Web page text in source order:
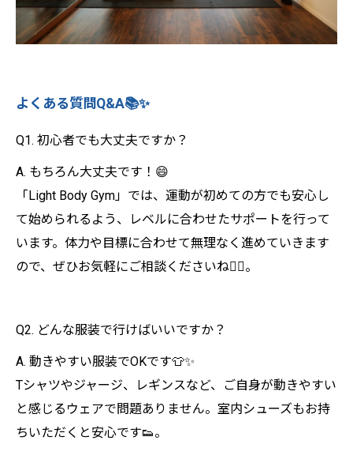
よくある質問Q&A📚✨
Q1. 初心者でも大丈夫ですか？
A. もちろん大丈夫です！😄
「Light Body Gym」では、運動が初めての方でも安心し
て始められるよう、レベルに合わせたサポートを行って
います。体力や目標に合わせて無理なく進めていきます
ので、ぜひお気軽にご相談くださいね🏋️‍♂️。
Q2. どんな服装で行けばいいですか？
A. 動きやすい服装でOKです👕✨
Tシャツやジャージ、レギンスなど、ご自身が動きやすい
と感じるウェアで問題ありません。室内シューズもお持
ちいただくと安心です👟。